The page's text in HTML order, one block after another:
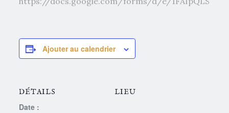
Ajouter au calendrier
DÉTAILS
Date :
LIEU